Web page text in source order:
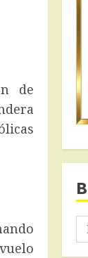
de